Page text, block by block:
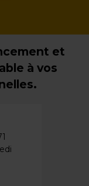
et
à vos